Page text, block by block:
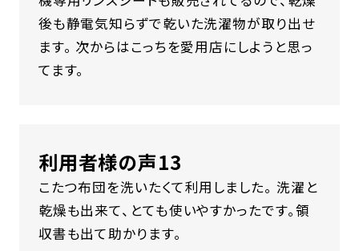
後も静電気知らずで乾いた洗濯物が取り出せ
ます。 次からはこっちを愛用店にしようと思っ
てます。
利用者様の声13
こたつ布団を洗いたくて利用しました。 洗濯と
乾燥も出来て、とても使いやすかったです。領
収書も出て助かります。